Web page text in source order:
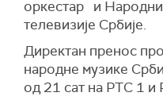
оркестар и
телевизије Србије.
Директан пренос
народне музике
од 21 сат на РТС 1 и